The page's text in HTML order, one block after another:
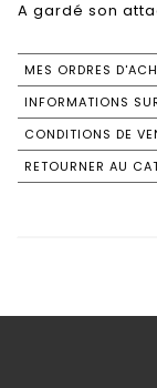
A gardé son
MES ORDRES
INFORMATIONS
CONDITIONS DE
RETOURNER AU